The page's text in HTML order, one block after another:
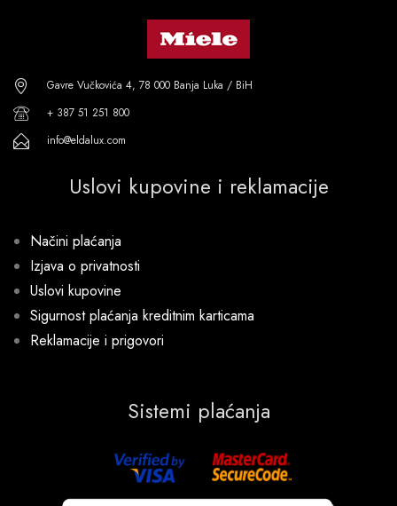
Gavre Vučkovića 4, 78 000 Banja Luka / BiH
+ 387 51 251 800
info@eldalux.com
Uslovi kupovine i reklamacije
Načini plaćanja
Izjava o privatnosti
Uslovi kupovine
Sigurnost plaćanja kreditnim karticama
Reklamacije i prigovori
Sistemi plaćanja